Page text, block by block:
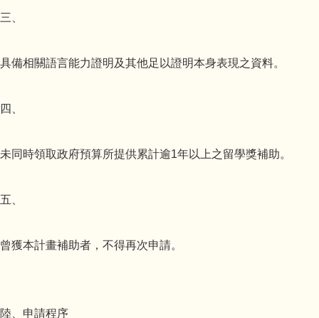
三、
具備相關語言能力證明及其他足以證明本身表現之資料。
四、
未同時領取政府預算所提供累計逾1年以上之留學獎補助。
五、
曾獲本計畫補助者，不得再次申請。
陸、申請程序